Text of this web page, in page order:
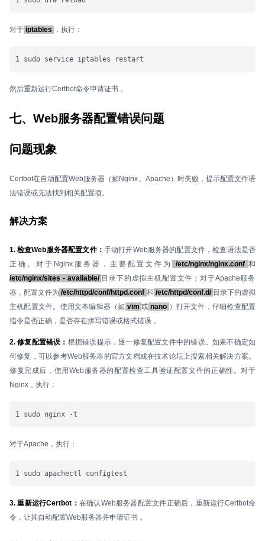
对于 iptables ，执行：
1 sudo service iptables restart
然后重新运行Certbot命令申请证书 。
七、Web服务器配置错误问题
问题现象
Certbot在自动配置Web服务器（如Nginx、Apache）时失败，提示配置文件语
法错误或无法找到相关配置项。
解决方案
1. 检查Web服务器配置文件： 手动打开Web服务器的配置文件，检查语法是否
正确。对于Nginx服务器，主要配置文件为
/etc/nginx/nginx.conf 和
/etc/nginx/sites - available/ 目录下的虚拟主机配置文件；对于Apache服务
器，配置文件为 /etc/httpd/conf/httpd.conf 和 /etc/httpd/conf.d/ 目录下的虚拟
主机配置文件。使用文本编辑器（如 vim 或 nano ）打开文件，仔细检查配置
指令是否正确，是否存在拼写错误或格式错误 。
2. 修复配置错误： 根据错误提示，逐一修复配置文件中的错误。如果不确定如
何修复，可以参考Web服务器的官方文档或在技术论坛上搜索相关解决方案。
修复完成后，使用Web服务器的配置检查工具验证配置文件的正确性。对于
Nginx，执行：
1 sudo nginx -t
对于Apache，执行：
1 sudo apachectl configtest
3. 重新运行Certbot： 在确认Web服务器配置文件正确后，重新运行Certbot命
令，让其自动配置Web服务器并申请证书 。